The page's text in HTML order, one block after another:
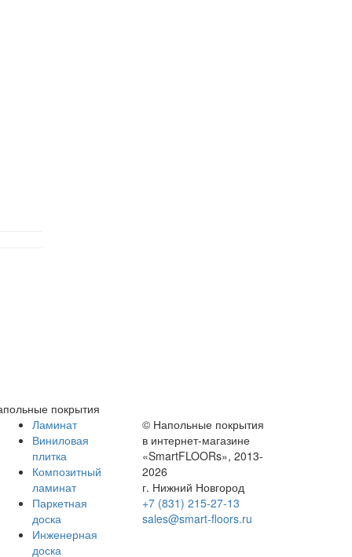
покрытия
Ламинат
Виниловая
плитка
Композитный
ламинат
Паркетная
доска
Инженерная
доска
© Напольные покрытия
в интернет-магазине
«SmartFLOORs», 2013-
2026
г. Нижний Новгород
+7 (831) 215-27-13
sales@smart-floors.ru